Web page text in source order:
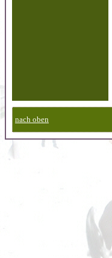
nach oben